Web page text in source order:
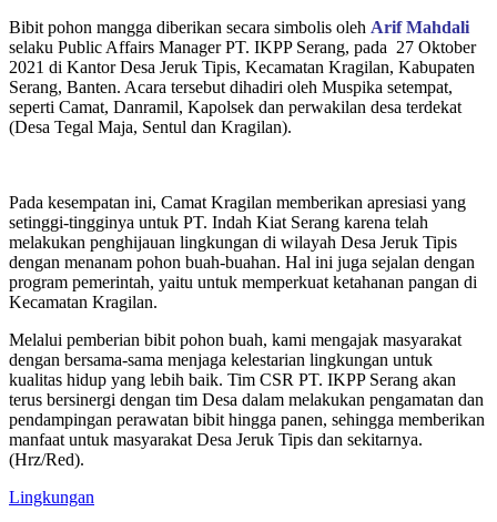
Bibit pohon mangga diberikan secara simbolis oleh Arif Mahdali
selaku Public Affairs Manager PT. IKPP Serang, pada 27 Oktober
2021 di Kantor Desa Jeruk Tipis, Kecamatan Kragilan, Kabupaten
Serang, Banten. Acara tersebut dihadiri oleh Muspika setempat,
seperti Camat, Danramil, Kapolsek dan perwakilan desa terdekat
(Desa Tegal Maja, Sentul dan Kragilan).
Pada kesempatan ini, Camat Kragilan memberikan apresiasi yang
setinggi-tingginya untuk PT. Indah Kiat Serang karena telah
melakukan penghijauan lingkungan di wilayah Desa Jeruk Tipis
dengan menanam pohon buah-buahan. Hal ini juga sejalan dengan
program pemerintah, yaitu untuk memperkuat ketahanan pangan di
Kecamatan Kragilan.
Melalui pemberian bibit pohon buah, kami mengajak masyarakat
dengan bersama-sama menjaga kelestarian lingkungan untuk
kualitas hidup yang lebih baik. Tim CSR PT. IKPP Serang akan
terus bersinergi dengan tim Desa dalam melakukan pengamatan dan
pendampingan perawatan bibit hingga panen, sehingga memberikan
manfaat untuk masyarakat Desa Jeruk Tipis dan sekitarnya.
(Hrz/Red).
Lingkungan